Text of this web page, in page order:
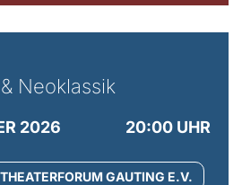
Neoklassik
2026
20:00 UHR
THEATERFORUM GAUTING E.V.